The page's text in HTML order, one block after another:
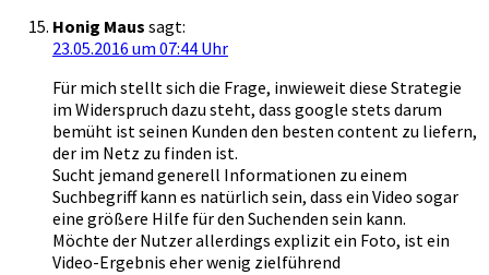
Honig Maus sagt:
23.05.2016 um 07:44 Uhr
Für mich stellt sich die Frage, inwieweit diese Strategie
im Widerspruch dazu steht, dass google stets darum
bemüht ist seinen Kunden den besten content zu liefern,
der im Netz zu finden ist.
Sucht jemand generell Informationen zu einem
Suchbegriff kann es natürlich sein, dass ein Video sogar
eine größere Hilfe für den Suchenden sein kann.
Möchte der Nutzer allerdings explizit ein Foto, ist ein
Video-Ergebnis eher wenig zielführend